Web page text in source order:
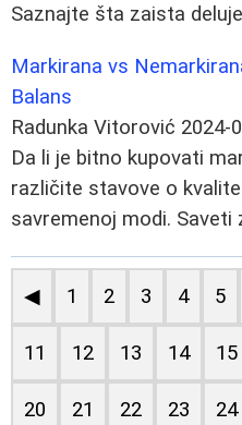
Saznajte šta zaista
Markirana vs
Balans
Radunka Vitorović 2024-
Da li je bitno kupovati
različite stavove o
savremenoj modi. Saveti
◀ 1 2 3 4 5
11 12 13 14 15
20 21 22 23 24